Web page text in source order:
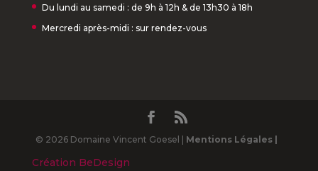
Du lundi au samedi : de 9h à 12h & de 13h30 à 18h
Mercredi après-midi : sur rendez-vous
© 2026 Domaine Vincent Goesel | Mentions Légales |
Création BeDesign